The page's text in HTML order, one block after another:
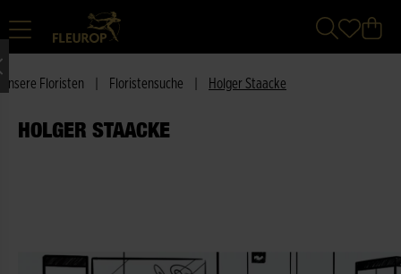
Unsere Floristen Floristensuche Holger Staacke
HOLGER STAACKE